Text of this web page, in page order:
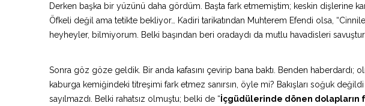
Derken başka bir yüzünü daha gördüm. Başta fark etmemiştim; keskin dişlerine kan
Öfkeli değil ama tetikte bekliyor… Kadiri tarikatından Muhterem Efendi olsa,
heyheyler, bilmiyorum. Belki başından beri oradaydı da mutlu havadisleri
Sonra göz göze geldik. Bir anda kafasını çevirip bana baktı. Benden
kaburga kemiğindeki titreşimi fark etmez sanırsın, öyle mi? Bakışları soğuk
sayılmazdı. Belki rahatsız olmuştu; belki de “İçgüdülerinde dönen dolapların